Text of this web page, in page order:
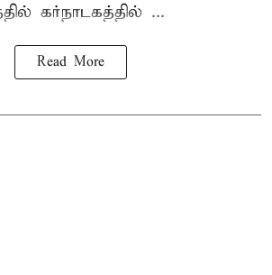
கர்நாடகத்தில் ...
Read More